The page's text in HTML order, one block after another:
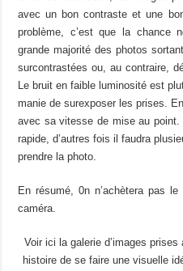
avec un bon contraste et une
problème, c’est que la chance
grande majorité des photos
surcontrastées ou, au contraire,
Le bruit en faible luminosité est
manie de surexposer les prises.
avec sa vitesse de mise au
rapide, d’autres fois il faudra
prendre la photo.
En résumé, 0n n’achètera pas
caméra.
Voir ici la galerie d’images
histoire de se faire une visuelle